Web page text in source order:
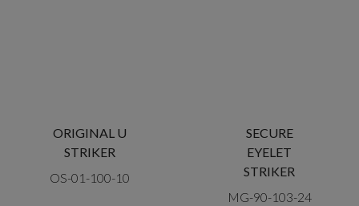
ORIGINAL U
STRIKER
OS-01-100-10
SECURE
EYELET
STRIKER
MG-90-103-24